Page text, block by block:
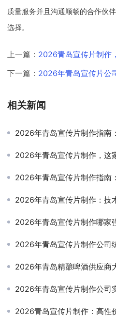
质量服务并且沟通顺畅的合作伙
选择。
上一篇： 2026青岛宣传片制作
下一篇： 2026年青岛宣传片公
相关新闻
2026年青岛宣传片制作指南：
2026年青岛宣传片制作，这家
2026年青岛宣传片制作指南：
2026年青岛宣传片制作：技
2026年青岛宣传片制作哪家
2026年青岛宣传片制作公司
2026年青岛精酿啤酒供应商
2026年青岛宣传片制作公司实力
2026青岛宣传片制作：高性